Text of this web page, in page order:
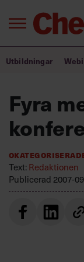
Annonsera
Bra
Utbildningar
Fyra
Text:Redaktionen
Publicerad 2007-